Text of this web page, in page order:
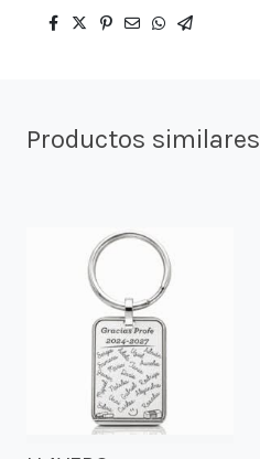
Productos similares